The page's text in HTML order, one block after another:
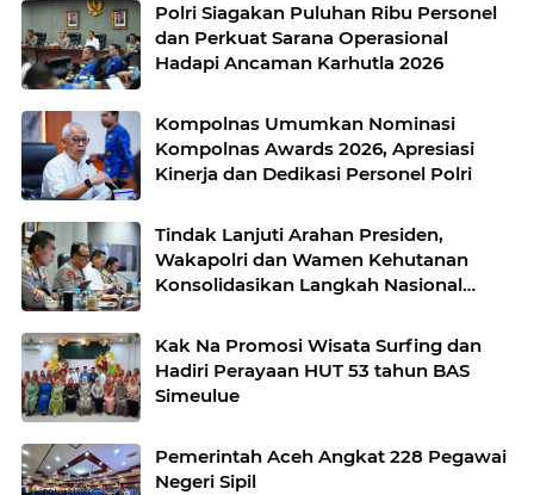
Polri Siagakan Puluhan Ribu Personel
dan Perkuat Sarana Operasional
Hadapi Ancaman Karhutla 2026
Kompolnas Umumkan Nominasi
Kompolnas Awards 2026, Apresiasi
Kinerja dan Dedikasi Personel Polri
Tindak Lanjuti Arahan Presiden,
Wakapolri dan Wamen Kehutanan
Konsolidasikan Langkah Nasional
Kak Na Promosi Wisata Surfing dan
Hadiri Perayaan HUT 53 tahun BAS
Simeulue
Pemerintah Aceh Angkat 228 Pegawai
Negeri Sipil